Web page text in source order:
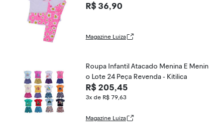
R$ 36,90
Magazine Luiza
Roupa Infantil Atacado Menina E Menin
o Lote 24 Peça Revenda - Kitilica
R$ 205,45
3x de R$ 79,63
Magazine Luiza